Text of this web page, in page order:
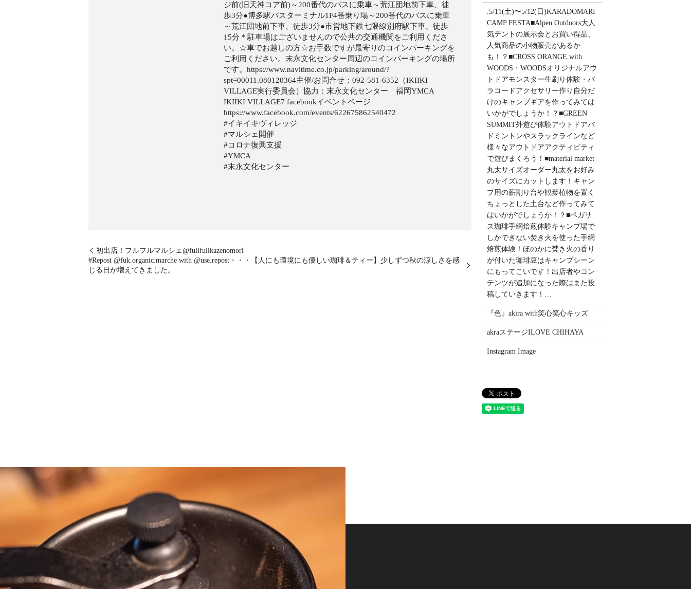
ジ前(旧天神コア前)～200番代のバスに乗車～荒江団地前下車、徒
歩3分●博多駅バスターミナル1F4番乗り場～200番代のバスに乗車
～荒江団地前下車、徒歩3分●市営地下鉄七隈線別府駅下車、徒歩
15分＊駐車場はございませんので公共の交通機関をご利用くださ
い。☆車でお越しの方☆お手数ですが最寄りのコインパーキングを
ご利用ください。末永文化センター周辺のコインパーキングの場所
です。https://www.navitime.co.jp/parking/around/?
spt=00011.080120364主催/お問合せ：092-581-6352（IKIIKI
VILLAGE実行委員会）協力：末永文化センター 福岡YMCA
IKIIKI VILLAGE7 facebookイベントページ
https://www.facebook.com/events/622675862540472
#イキイキヴィレッジ
#マルシェ開催
#コロナ復興支援
#YMCA
#末永文化センター
初出店！フルフルマルシェ@fullfullkazenomori
#Repost @fuk.organic.marche with @use.repost・・・【人にも環境にも優しい珈琲＆ティー】少しずつ秋の涼しさを感
じる日が増えてきました。
.5/11(土)〜5/12(日)KARADOMARI
CAMP FESTA■Alpen Outdoors大人
気テントの展示会とお買い得品、
人気商品の小物販売があるか
も！？■CROSS ORANGE with
WOODS・WOODSオリジナルアウ
トドアモンスター生刷り体験・パ
ラコードアクセサリー作り自分だ
けのキャンプギアを作ってみては
いかがでしょうか！？■GREEN
SUMMIT外遊び体験アウトドアバ
ドミントンやスラックラインなど
様々なアウトドアアクティビティ
で遊びまくろう！■material market
丸太サイズオーダー丸太をお好み
のサイズにカットします！キャン
プ用の薪割り台や観葉植物を置く
ちょっとした土台など作ってみて
はいかがでしょうか！？■ペガサ
ス珈琲手網焙煎体験キャンプ場で
しかできない焚き火を使った手網
焙煎体験！ほのかに焚き火の香り
が付いた珈琲豆はキャンプシーン
にもってこいです！出店者やコン
テンツが追加になった際はまた投
稿していきます！…
『色』akira with笑心笑心キッズ
akraステージILOVE CHIHAYA
Instagram Image